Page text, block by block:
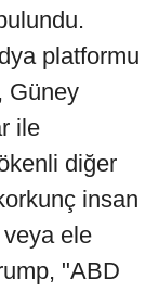
platformu
Güney
ile
diğer
insan
ele
"ABD